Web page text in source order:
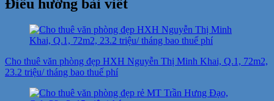
Điều hướng bài viết
Cho thuê văn phòng đẹp HXH Nguyễn Thị Minh Khai, Q.1, 72m2,
23.2 triệu/ tháng bao thuế phí